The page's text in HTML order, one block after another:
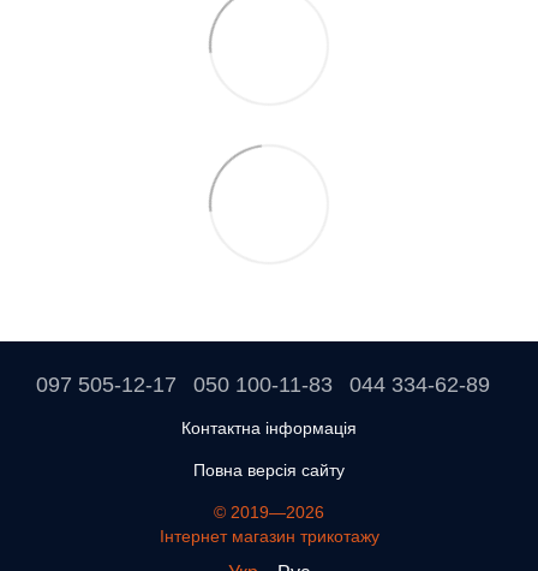
097 505-12-17 050 100-11-83 044 334-62-89
Контактна інформація
Повна версія сайту
© 2019—2026
Інтернет магазин трикотажу